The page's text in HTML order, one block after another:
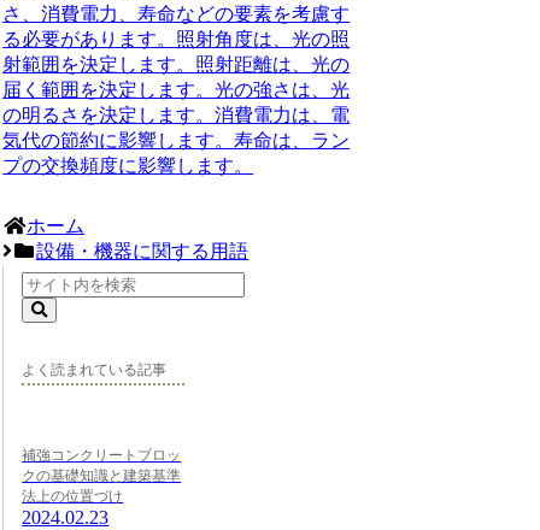
さ、消費電力、寿命などの要素を考慮す
る必要があります。照射角度は、光の照
射範囲を決定します。照射距離は、光の
届く範囲を決定します。光の強さは、光
の明るさを決定します。消費電力は、電
気代の節約に影響します。寿命は、ラン
プの交換頻度に影響します。
ホーム
設備・機器に関する用語
よく読まれている記事
補強コンクリートブロッ
クの基礎知識と建築基準
法上の位置づけ
2024.02.23